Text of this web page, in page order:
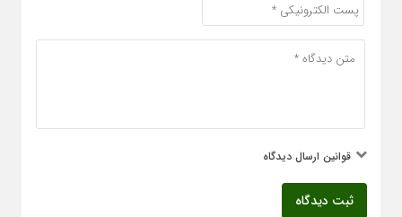
قوانین ارسال دیدگاه
ثبت دیدگاه